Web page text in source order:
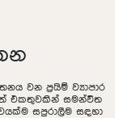
වන ප්‍රයිම් ව්‍යාපාර
එකතුවකින් සමන්විත
සපුරාලීම සඳහා